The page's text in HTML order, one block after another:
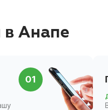
Анапе
01